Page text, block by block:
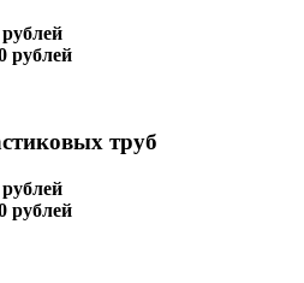
рублей
труб
рублей